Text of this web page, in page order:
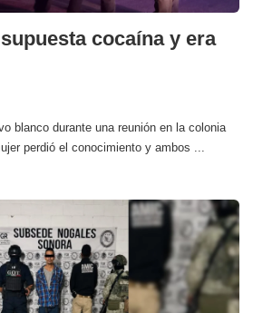
cocaína y era
blanco durante una reunión en la colonia
perdió el conocimiento y ambos ...